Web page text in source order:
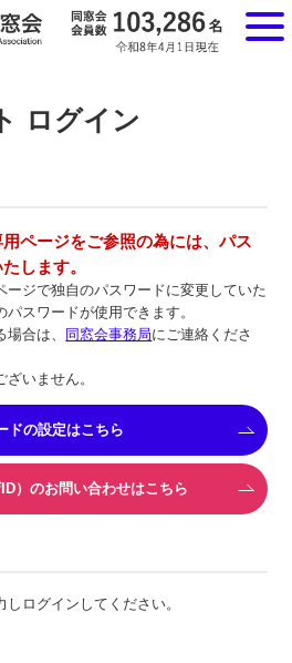
ログイン
ページをご参照の為には、パス
します。
ージで独自のパスワードに変更していた
スワードが使用できます。
合は、
同窓会事務局にご連絡くださ
いません。
ドの設定はこちら
）のお問い合わせはこちら
ログインしてください。